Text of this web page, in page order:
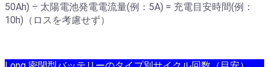
50Ah) ÷ 太陽電池発電電流量(例：5A) = 充電目安時間(例：
10h)（ロスを考慮せず）